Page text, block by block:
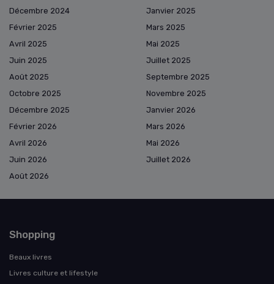
Décembre 2024
Janvier 2025
Février 2025
Mars 2025
Avril 2025
Mai 2025
Juin 2025
Juillet 2025
Août 2025
Septembre 2025
Octobre 2025
Novembre 2025
Décembre 2025
Janvier 2026
Février 2026
Mars 2026
Avril 2026
Mai 2026
Juin 2026
Juillet 2026
Août 2026
Shopping
Beaux livres
Livres culture et lifestyle